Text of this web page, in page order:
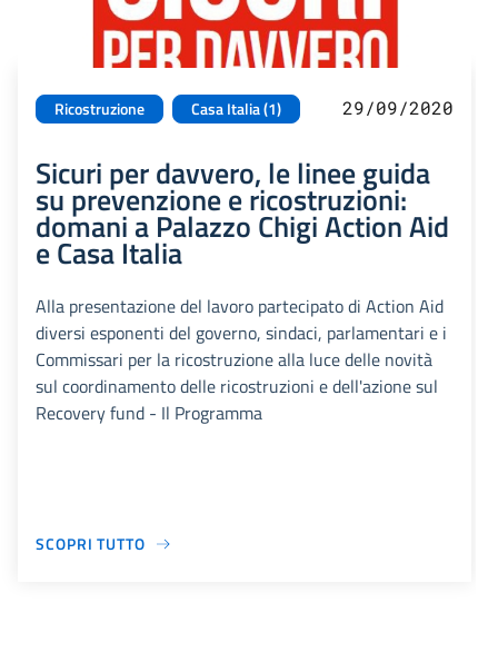
Ricostruzione Casa Italia (1) 29/09/2020
Sicuri per davvero, le linee guida
su prevenzione e ricostruzioni:
domani a Palazzo Chigi Action Aid
e Casa Italia
Alla presentazione del lavoro partecipato di Action Aid
diversi esponenti del governo, sindaci, parlamentari e i
Commissari per la ricostruzione alla luce delle novità
sul coordinamento delle ricostruzioni e dell'azione sul
Recovery fund - Il Programma
SCOPRI TUTTO